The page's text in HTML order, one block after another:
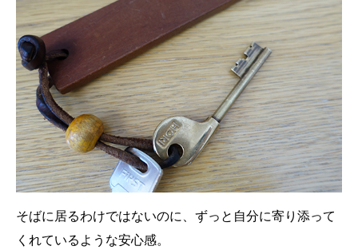
そばに居るわけではないのに、ずっと自分に寄り添って
くれているような安心感。